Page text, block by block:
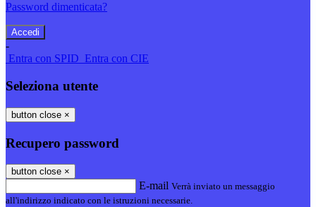
Password dimenticata?
-
Entra con SPID Entra con CIE
Seleziona utente
button close ×
Recupero password
button close ×
E-mail Verrà inviato un messaggio
all'indirizzo indicato con le istruzioni necessarie.